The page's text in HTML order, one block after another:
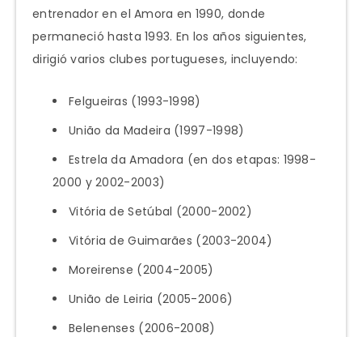
entrenador en el Amora en 1990, donde
permaneció hasta 1993. En los años siguientes,
dirigió varios clubes portugueses, incluyendo:
Felgueiras (1993-1998)
União da Madeira (1997-1998)
Estrela da Amadora (en dos etapas: 1998-
2000 y 2002-2003)
Vitória de Setúbal (2000-2002)
Vitória de Guimarães (2003-2004)
Moreirense (2004-2005)
União de Leiria (2005-2006)
Belenenses (2006-2008)